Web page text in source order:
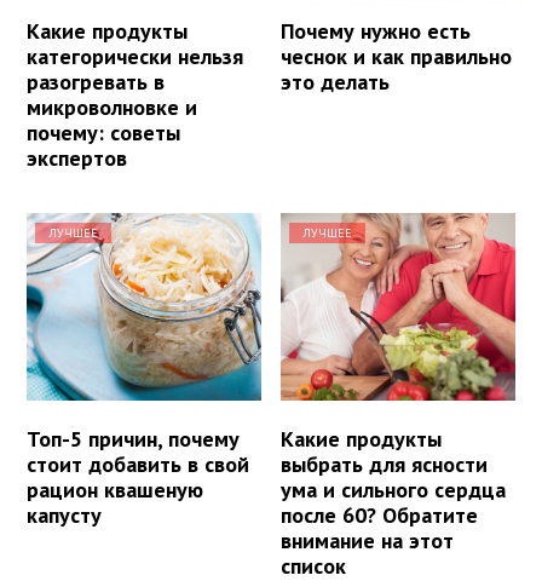
Какие продукты
категорически нельзя
разогревать в
микроволновке и
почему: советы
экспертов
Почему нужно есть
чеснок и как правильно
это делать
ЛУЧШЕЕ
Топ-5 причин, почему
стоит добавить в свой
рацион квашеную
капусту
ЛУЧШЕЕ
Какие продукты
выбрать для ясности
ума и сильного сердца
после 60? Обратите
внимание на этот
список